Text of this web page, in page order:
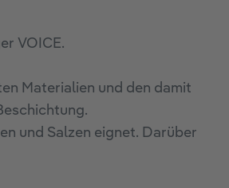
VOICE.
Materialien und den damit
und Salzen eignet. Darüber